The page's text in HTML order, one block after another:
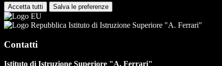
Accetta tutti Salva le preferenze
Istituto di Istruzione Superiore "A. Ferrari"
Contatti
Istituto di Istruzione Superiore "A. Ferrari"